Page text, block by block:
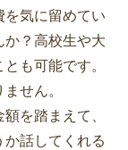
を気に留めてい
か？高校生や大
も可能です。
せん。
を踏まえて、
か話してくれる